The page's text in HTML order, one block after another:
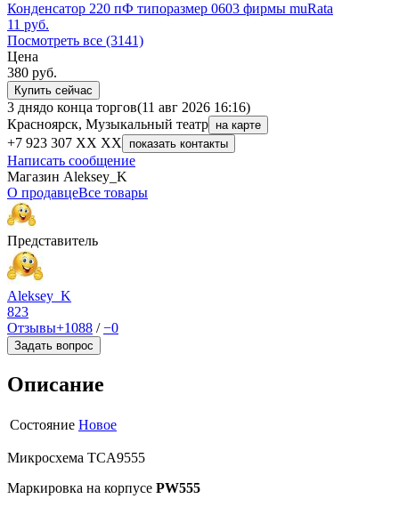
Конденсатор 220 пФ типоразмер 0603 фирмы muRata
11 руб.
Посмотреть все (3141)
Цена
380 руб.
Купить сейчас
3 днядо конца торгов(11 авг 2026 16:16)
Красноярск, Музыкальный театр на карте
+7 923 307 XX XX показать контакты
Написать сообщение
Магазин Aleksey_K
О продавцеВсе товары
Представитель
Aleksey_K
823
Отзывы+1088 /−0
Задать вопрос
Описание
Состояние Новое
Микросхема TCA9555
Маркировка на корпусе PW555